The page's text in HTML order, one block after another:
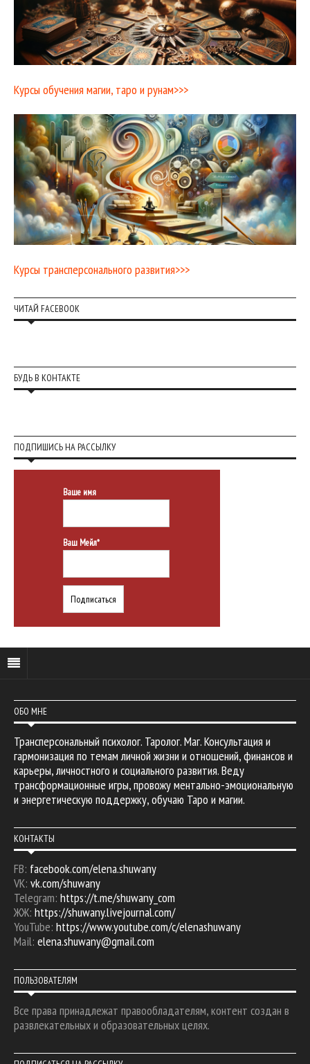
Курсы обучения магии, таро и рунам>>>
Курсы трансперсонального развития>>>
ЧИТАЙ FACEBOOK
БУДЬ В КОНТАКТЕ
ПОДПИШИСЬ НА РАССЫЛКУ
Ваше имя
Ваш Мейл*
ОБО МНЕ
Трансперсональный психолог. Таролог. Маг. Консультация и
гармонизация по темам личной жизни и отношений, финансов и
карьеры, личностного и социального развития. Веду
трансформационные игры, провожу ментально-эмоциональную
и энергетическую поддержку, обучаю Таро и магии.
КОНТАКТЫ
FB: facebook.com/elena.shuwany
VK: vk.com/shuwany
Telegram: https://t.me/shuwany_com
ЖЖ: https://shuwany.livejournal.com/
YouTube: https://www.youtube.com/c/elenashuwany
Mail: elena.shuwany@gmail.com
ПОЛЬЗОВАТЕЛЯМ
Все права принадлежат правообладателям, контент создан в
развлекательных и образовательных целях.